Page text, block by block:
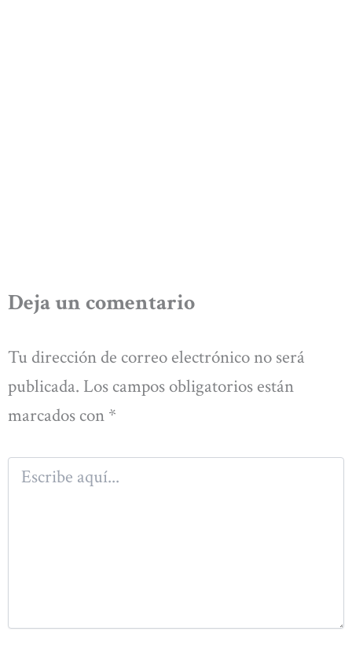
Deja un comentario
Tu dirección de correo electrónico no será
publicada. Los campos obligatorios están
marcados con *
Escribe
aquí...